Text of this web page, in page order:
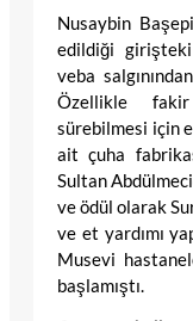
Nusaybin
edildiği
veba
Özellikle
sürebilmesi için
ait çuha
Sultan
ve ödül olarak
ve et yardımı
Musevi
başlamıştı.